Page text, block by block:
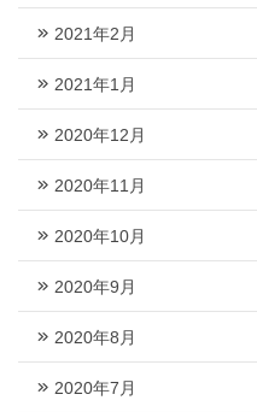
2021年2月
2021年1月
2020年12月
2020年11月
2020年10月
2020年9月
2020年8月
2020年7月